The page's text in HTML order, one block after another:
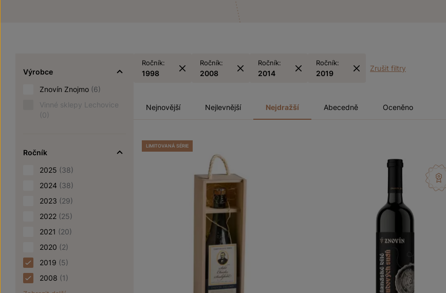
Výrobce
Znovín Znojmo (6)
Vinné sklepy Lechovice
(0)
Ročník
2025 (38)
2024 (38)
2023 (29)
2022 (25)
2021 (20)
2020 (2)
2019 (5)
2008 (1)
Ročník:
1998
Ročník:
2008
Ročník:
2014
Ročník:
2019
Zrušit filtry
Nejnovější Nejlevnější Nejdražší Abecedně Oceněno
LIMITOVANÁ SÉRIE